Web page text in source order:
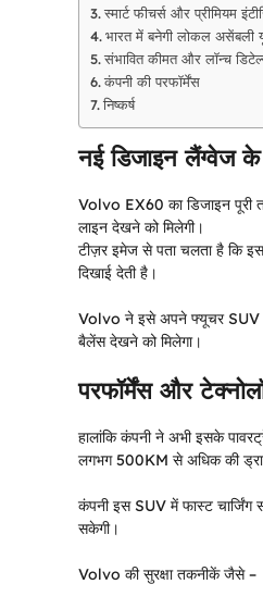
स्मार्ट फीचर्स और प्रीमियम
भारत में बनेगी लोकल असेंबली
संभावित कीमत और लॉन्च
कंपनी की परफॉर्मेंस
निष्कर्ष
नई डिजाइन लैंग्वेज
Volvo EX60 का डिजाइन पूरी
लाइन देखने को मिलेगी।
टीज़र इमेज से पता चलता है कि
दिखाई देती है।
Volvo ने इसे अपने फ्यूचर SUV
बैलेंस देखने को मिलेगा।
परफॉर्मेंस और
हालांकि कंपनी ने अभी इसके
लगभग 500KM से अधिक की
कंपनी इस SUV में फास्ट
सकेगी।
Volvo की सुरक्षा तकनीकें जैसे –